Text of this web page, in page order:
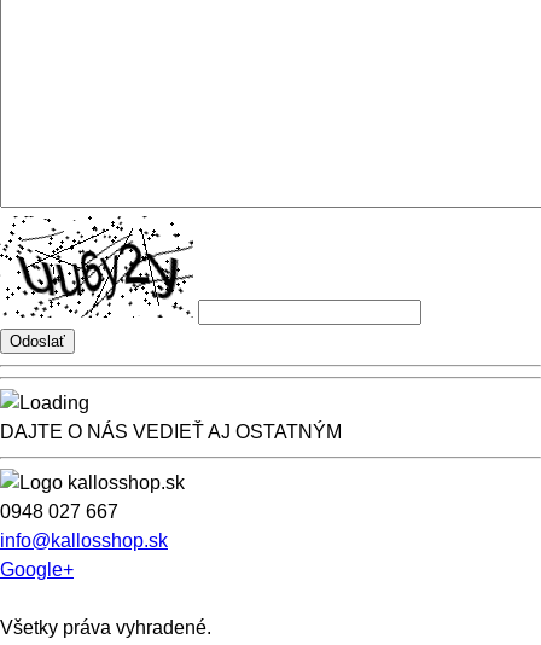
DAJTE O NÁS VEDIEŤ AJ OSTATNÝM
0948 027 667
info@kallosshop.sk
Google+
Všetky práva vyhradené.